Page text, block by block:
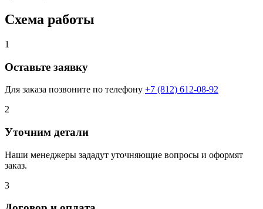
Схема работы
1
Оставьте заявку
Для заказа позвоните по телефону +7 (812) 612-08-92
2
Уточним детали
Наши менеджеры зададут уточняющие вопросы и оформят
заказ.
3